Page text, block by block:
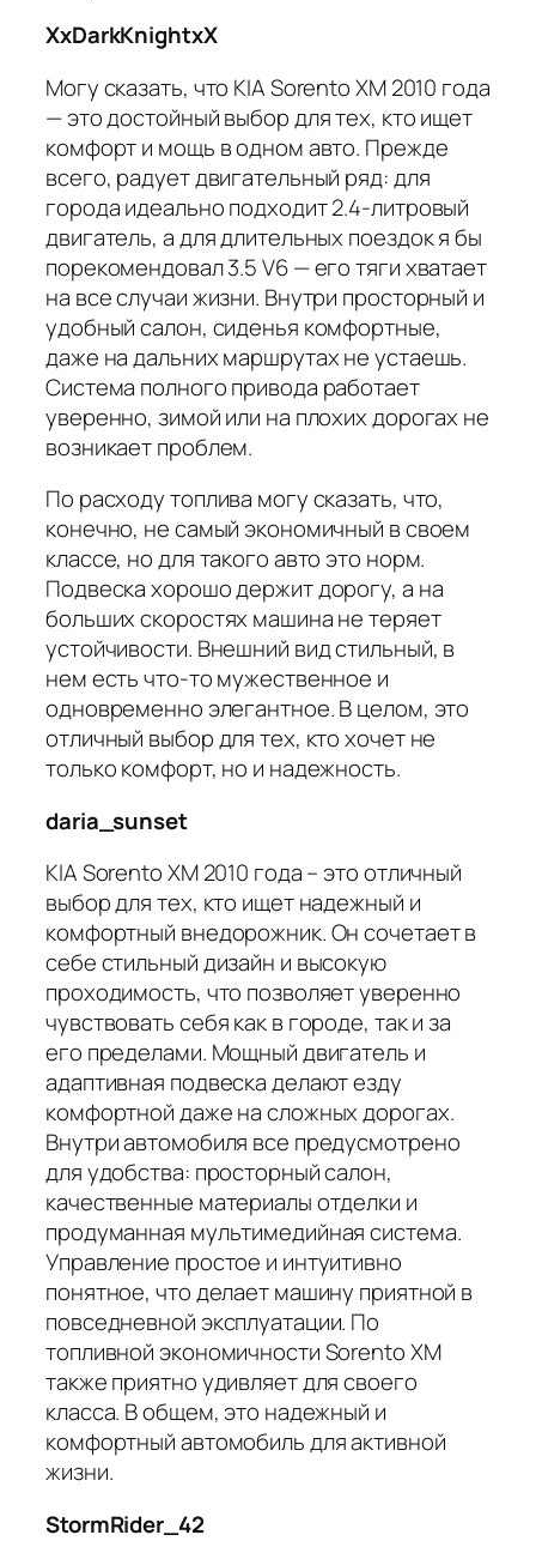
XxDarkKnightxX
Могу сказать, что KIA Sorento XM 2010 года
— это достойный выбор для тех, кто ищет
комфорт и мощь в одном авто. Прежде
всего, радует двигательный ряд: для
города идеально подходит 2.4-литровый
двигатель, а для длительных поездок я бы
порекомендовал 3.5 V6 — его тяги хватает
на все случаи жизни. Внутри просторный и
удобный салон, сиденья комфортные,
даже на дальних маршрутах не устаешь.
Система полного привода работает
уверенно, зимой или на плохих дорогах не
возникает проблем.
По расходу топлива могу сказать, что,
конечно, не самый экономичный в своем
классе, но для такого авто это норм.
Подвеска хорошо держит дорогу, а на
больших скоростях машина не теряет
устойчивости. Внешний вид стильный, в
нем есть что-то мужественное и
одновременно элегантное. В целом, это
отличный выбор для тех, кто хочет не
только комфорт, но и надежность.
daria_sunset
KIA Sorento XM 2010 года – это отличный
выбор для тех, кто ищет надежный и
комфортный внедорожник. Он сочетает в
себе стильный дизайн и высокую
проходимость, что позволяет уверенно
чувствовать себя как в городе, так и за
его пределами. Мощный двигатель и
адаптивная подвеска делают езду
комфортной даже на сложных дорогах.
Внутри автомобиля все предусмотрено
для удобства: просторный салон,
качественные материалы отделки и
продуманная мультимедийная система.
Управление простое и интуитивно
понятное, что делает машину приятной в
повседневной эксплуатации. По
топливной экономичности Sorento XM
также приятно удивляет для своего
класса. В общем, это надежный и
комфортный автомобиль для активной
жизни.
StormRider_42